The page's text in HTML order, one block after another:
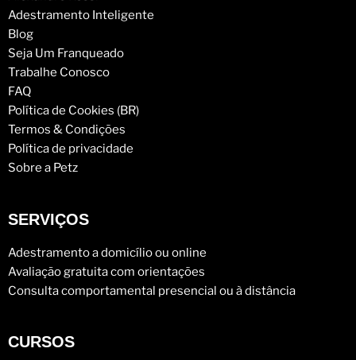
Adestramento Inteligente
Blog
Seja Um Franqueado
Trabalhe Conosco
FAQ
Política de Cookies (BR)
Termos & Condições
Política de privacidade
Sobre a Petz
SERVIÇOS
Adestramento a domicílio ou online
Avaliação gratuita com orientações
Consulta comportamental presencial ou à distância
CURSOS